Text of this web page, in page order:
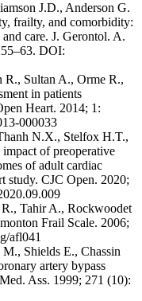
J.D., Anderson G.
frailty, and comorbidity:
care. J. Gerontol. A.
DOI:
Sultan A., Orme R.,
in patients
Heart. 2014; 1:
000033
N.X., Stelfox H.T.,
of preoperative
of adult cardiac
study. CJC Open. 2020;
Tahir A., Rockwoodet
Frail Scale. 2006;
afl041
Shields E., Chassin
artery bypass
Ass. 1999; 271 (10):